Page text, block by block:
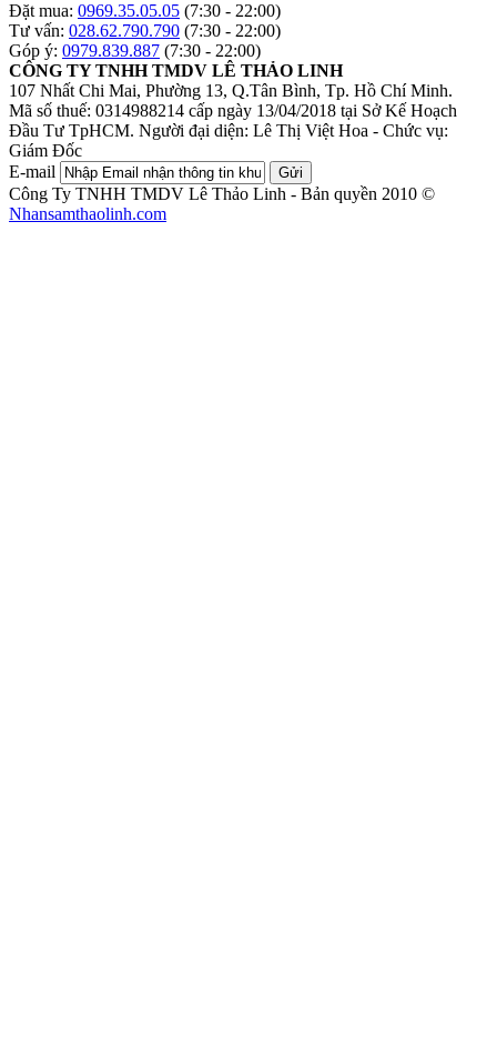
Đặt mua: 0969.35.05.05 (7:30 - 22:00)
Tư vấn: 028.62.790.790 (7:30 - 22:00)
Góp ý: 0979.839.887 (7:30 - 22:00)
CÔNG TY TNHH TMDV LÊ THẢO LINH
107 Nhất Chi Mai, Phường 13, Q.Tân Bình, Tp. Hồ Chí Minh.
Mã số thuế: 0314988214 cấp ngày 13/04/2018 tại Sở Kế Hoạch
Đầu Tư TpHCM. Người đại diện: Lê Thị Việt Hoa - Chức vụ:
Giám Đốc
E-mail
Gửi
Công Ty TNHH TMDV Lê Thảo Linh - Bản quyền 2010 ©
Nhansamthaolinh.com